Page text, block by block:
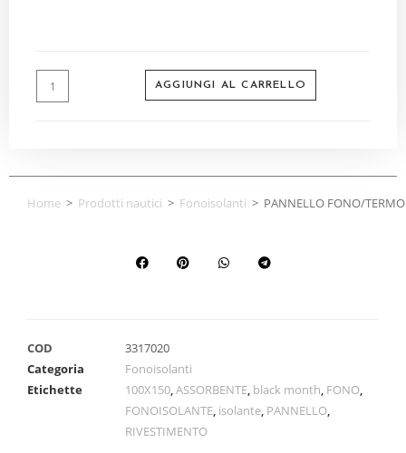
AGGIUNGI AL CARRELLO
Home > Prodotti nautici > Fonoisolanti > PANNELLO FONO/
COD
3317020
Categoria
Fonoisolanti
Etichette
100X150,ASSORBENTE, black month, FONO,
FONOISOLANTE, isolante, PANNELLO,
RIVESTIMENTO